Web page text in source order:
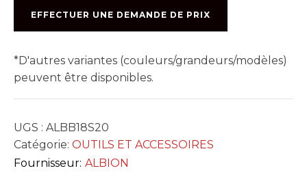
ALBION
18:1
EFFECTUER UNE DEMANDE DE PRIX
*D'autres variantes (couleurs/grandeurs/modèles)
peuvent être disponibles.
UGS : ALBB18S20
Catégorie: OUTILS ET ACCESSOIRES
Fournisseur: ALBION